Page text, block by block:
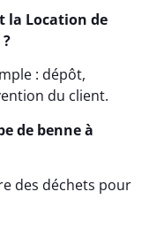
la Location de
: dépôt,
du client.
de benne à
des déchets pour